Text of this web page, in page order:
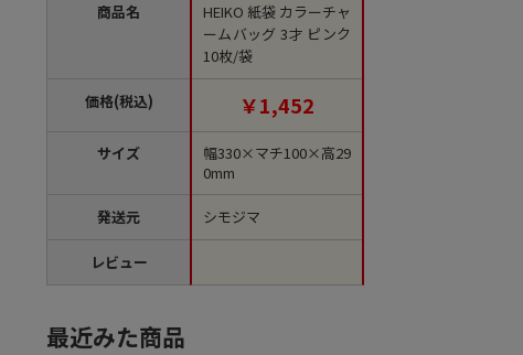
商品名
価格(税込)
サイズ
発送元
レビュー
HEIKO 紙袋 カラーチャ
ームバッグ 3才 ピンク
10枚/袋
￥1,452
幅330×マチ100×高29
0mm
シモジマ
最近みた商品